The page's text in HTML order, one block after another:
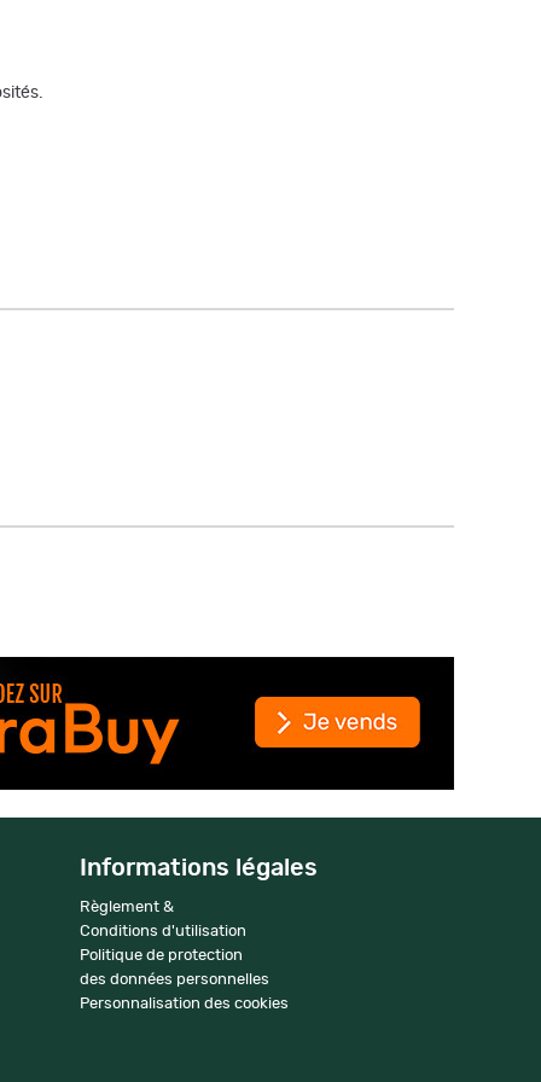
Informations légales
Règlement &
Conditions d'utilisation
Politique de protection
des données personnelles
Personnalisation des cookies